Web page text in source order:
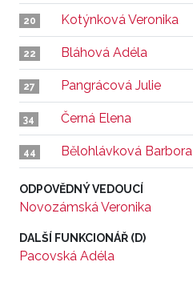
20 Kotýnková Veronika
22 Bláhová Adéla
27 Pangrácová Julie
34 Černá Elena
44 Bělohlávková Barbora
ODPOVĚDNÝ VEDOUCÍ
Novozámská Veronika
DALŠÍ FUNKCIONÁŘ (D)
Pacovská Adéla